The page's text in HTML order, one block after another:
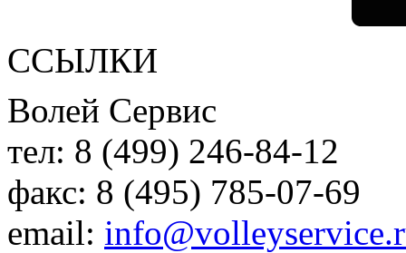
ССЫЛКИ
Волей Сервис
тел: 8 (499) 246-84-12
факс: 8 (495) 785-07-69
email: